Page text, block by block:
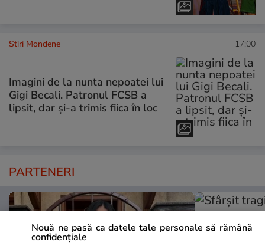
Stiri Mondene 17:00
Imagini de la nunta nepoatei lui
Gigi Becali. Patronul FCSB a
lipsit, dar și-a trimis fiica în loc
PARTENERI
Nouă ne pasă ca datele tale personale să rămână
confidențiale